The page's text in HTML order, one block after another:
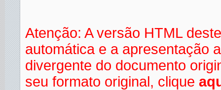
Atenção: A versão HTML
automática e a apresentação
divergente do documento
seu formato original, clique